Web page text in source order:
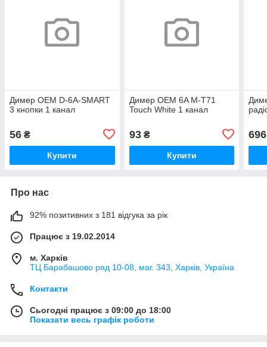
Димер OEM D-6A-SMART
3 кнопки 1 канал
56 ₴
Купити
Димер OEM 6A M-T71
Touch White 1 канал
93₴
Купити
Про нас
92% позитивних з 181 відгука за рік
Працює з 19.02.2014
м. Харків
ТЦ Барабашово ряд 10-08, маг. 343, Харків, Україна
Контакти
Сьогодні працює з 09:00 до 18:00
Показати весь графік роботи